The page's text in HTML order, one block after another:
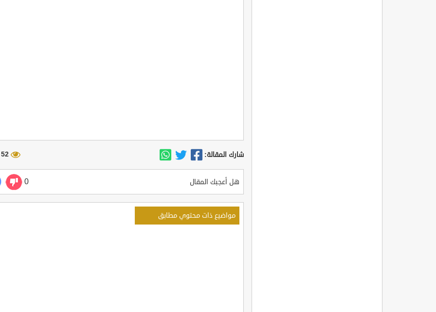
شارك المقالة: 52 مشاهدة
هل أعجبك المقال 0
مواضيع ذات محتوي مطابق